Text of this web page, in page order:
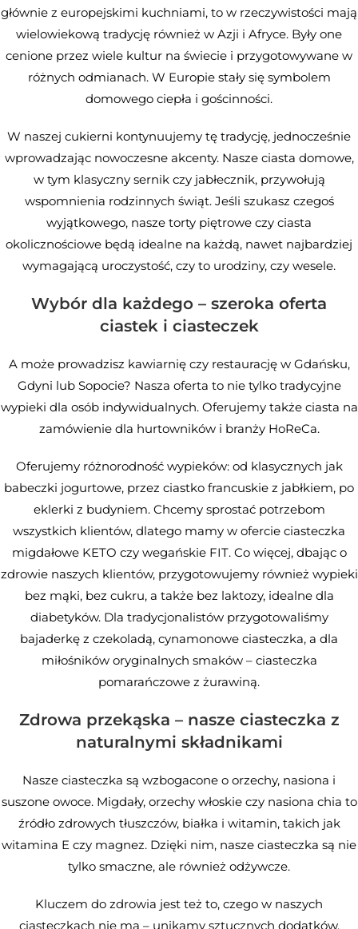
głównie z europejskimi kuchniami, to w rzeczywistości mają
wielowiekową tradycję również w Azji i Afryce. Były one
cenione przez wiele kultur na świecie i przygotowywane w
różnych odmianach. W Europie stały się symbolem
domowego ciepła i gościnności.
W naszej cukierni kontynuujemy tę tradycję, jednocześnie
wprowadzając nowoczesne akcenty. Nasze ciasta domowe,
w tym klasyczny sernik czy jabłecznik, przywołują
wspomnienia rodzinnych świąt. Jeśli szukasz czegoś
wyjątkowego, nasze torty piętrowe czy ciasta
okolicznościowe będą idealne na każdą, nawet najbardziej
wymagającą uroczystość, czy to urodziny, czy wesele.
Wybór dla każdego – szeroka oferta
ciastek i ciasteczek
A może prowadzisz kawiarnię czy restaurację w Gdańsku,
Gdyni lub Sopocie? Nasza oferta to nie tylko tradycyjne
wypieki dla osób indywidualnych. Oferujemy także ciasta na
zamówienie dla hurtowników i branży HoReCa.
Oferujemy różnorodność wypieków: od klasycznych jak
babeczki jogurtowe, przez ciastko francuskie z jabłkiem, po
eklerki z budyniem. Chcemy sprostać potrzebom
wszystkich klientów, dlatego mamy w ofercie ciasteczka
migdałowe KETO czy wegańskie FIT. Co więcej, dbając o
zdrowie naszych klientów, przygotowujemy również wypieki
bez mąki, bez cukru, a także bez laktozy, idealne dla
diabetyków. Dla tradycjonalistów przygotowaliśmy
bajaderkę z czekoladą, cynamonowe ciasteczka, a dla
miłośników oryginalnych smaków – ciasteczka
pomarańczowe z żurawiną.
Zdrowa przekąska – nasze ciasteczka z
naturalnymi składnikami
Nasze ciasteczka są wzbogacone o orzechy, nasiona i
suszone owoce. Migdały, orzechy włoskie czy nasiona chia to
źródło zdrowych tłuszczów, białka i witamin, takich jak
witamina E czy magnez. Dzięki nim, nasze ciasteczka są nie
tylko smaczne, ale również odżywcze.
Kluczem do zdrowia jest też to, czego w naszych
ciasteczkach nie ma – unikamy sztucznych dodatków,